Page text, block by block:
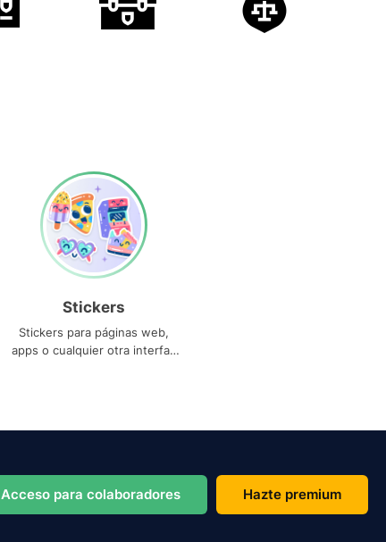
Stickers
Stickers para páginas web,
apps o cualquier otra interfaz
Acceso para colaboradores Hazte premium